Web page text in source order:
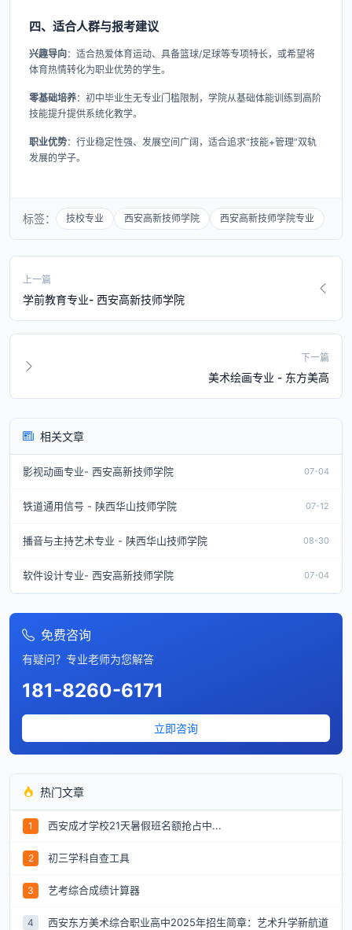
四、适合人群与报考建议
兴趣导向：适合热爱体育运动、具备篮球/足球等专项特长，或希望将
体育热情转化为职业优势的学生。
零基础培养：初中毕业生无专业门槛限制，学院从基础体能训练到高阶
技能提升提供系统化教学。
职业优势：行业稳定性强、发展空间广阔，适合追求“技能+管理”双轨
发展的学子。
标签： 技校专业 西安高新技师学院 西安高新技师学院专业
上一篇
学前教育专业- 西安高新技师学院
下一篇
美术绘画专业 - 东方美高
相关文章
影视动画专业- 西安高新技师学院 07-04
铁道通用信号 - 陕西华山技师学院 07-12
播音与主持艺术专业 - 陕西华山技师学院 08-30
软件设计专业- 西安高新技师学院 07-04
免费咨询
有疑问？专业老师为您解答
181-8260-6171
立即咨询
热门文章
1 西安成才学校21天暑假班名额抢占中...
2 初三学科自查工具
3 艺考综合成绩计算器
4 西安东方美术综合职业高中2025年招生简章：艺术升学新航道